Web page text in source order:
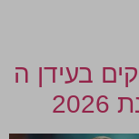
בעידן ה